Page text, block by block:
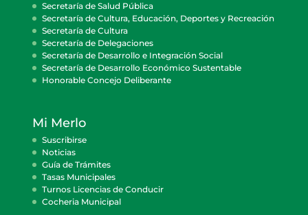
Secretaría de Salud Pública
Secretaría de Cultura, Educación, Deportes y Recreación
Secretaría de Cultura
Secretaría de Delegaciones
Secretaría de Desarrollo e Integración Social
Secretaría de Desarrollo Económico Sustentable
Honorable Concejo Deliberante
Mi Merlo
Suscribirse
Noticias
Guía de Trámites
Tasas Municipales
Turnos Licencias de Conducir
Cocheria Municipal